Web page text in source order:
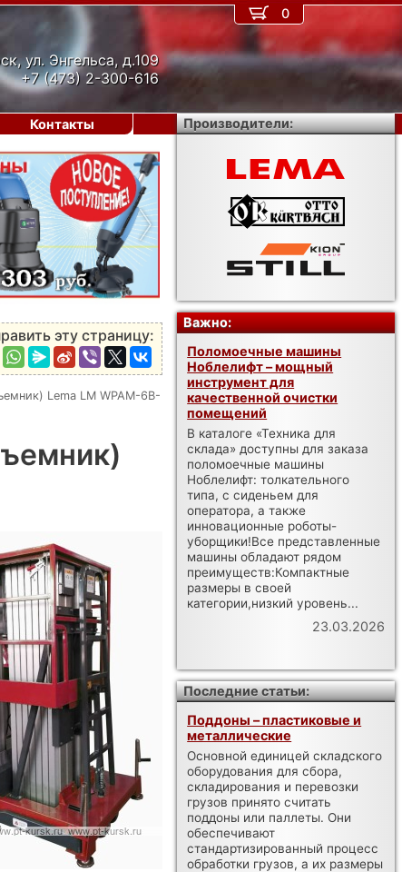
ул. Энгельса, д.109
+7 (473) 2-300-616
›
эту страницу:
Lema LM WPAM-6B-
0
Контакты Производители:
Важно:
Поломоечные машины
Ноблелифт – мощный
инструмент для
качественной очистки
помещений
В каталоге «Техника для
склада» доступны для заказа
поломоечные машины
Ноблелифт: толкательного
типа, с сиденьем для
оператора, а также
инновационные роботы-
уборщики!Все представленные
машины обладают рядом
преимуществ:Компактные
размеры в своей
категории,низкий уровень...
23.03.2026
Последние статьи:
Поддоны – пластиковые и
металлические
Основной единицей складского
оборудования для сбора,
складирования и перевозки
грузов принято считать
поддоны или паллеты. Они
обеспечивают
стандартизированный процесс
обработки грузов, а их размеры